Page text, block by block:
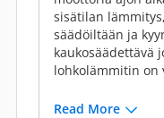
sisätilan
säädöiltään ja
kaukosäädettävä
lohkolämmitin on
Read More